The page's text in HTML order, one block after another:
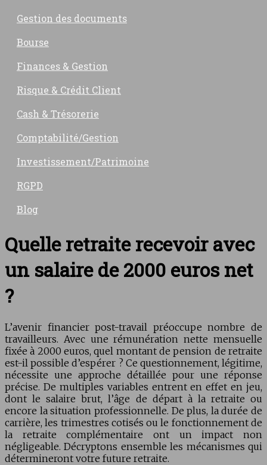
Gestion des documents
Bourse
Finances & Gestion
Risque & Crédit Client
Cash & Trésorerie
Comptabilité/Gestion
Investissement/Patrimoine
RGPD
Blog
Quelle retraite recevoir avec
un salaire de 2000 euros net
?
L’avenir financier post-travail préoccupe nombre de
travailleurs. Avec une rémunération nette mensuelle
fixée à 2000 euros, quel montant de pension de retraite
est-il possible d’espérer ? Ce questionnement, légitime,
nécessite une approche détaillée pour une réponse
précise. De multiples variables entrent en effet en jeu,
dont le salaire brut, l’âge de départ à la retraite ou
encore la situation professionnelle. De plus, la durée de
carrière, les trimestres cotisés ou le fonctionnement de
la retraite complémentaire ont un impact non
négligeable. Décryptons ensemble les mécanismes qui
détermineront votre future retraite.